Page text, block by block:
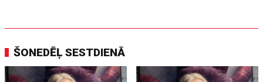
ŠONEDĒĻ SESTDIENĀ